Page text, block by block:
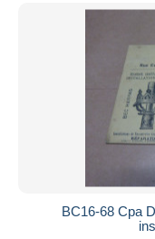
BC16-68 Cpa